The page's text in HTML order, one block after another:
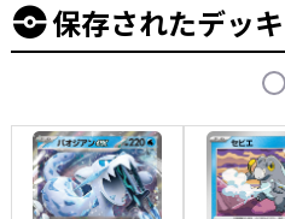
保存されたデッキ